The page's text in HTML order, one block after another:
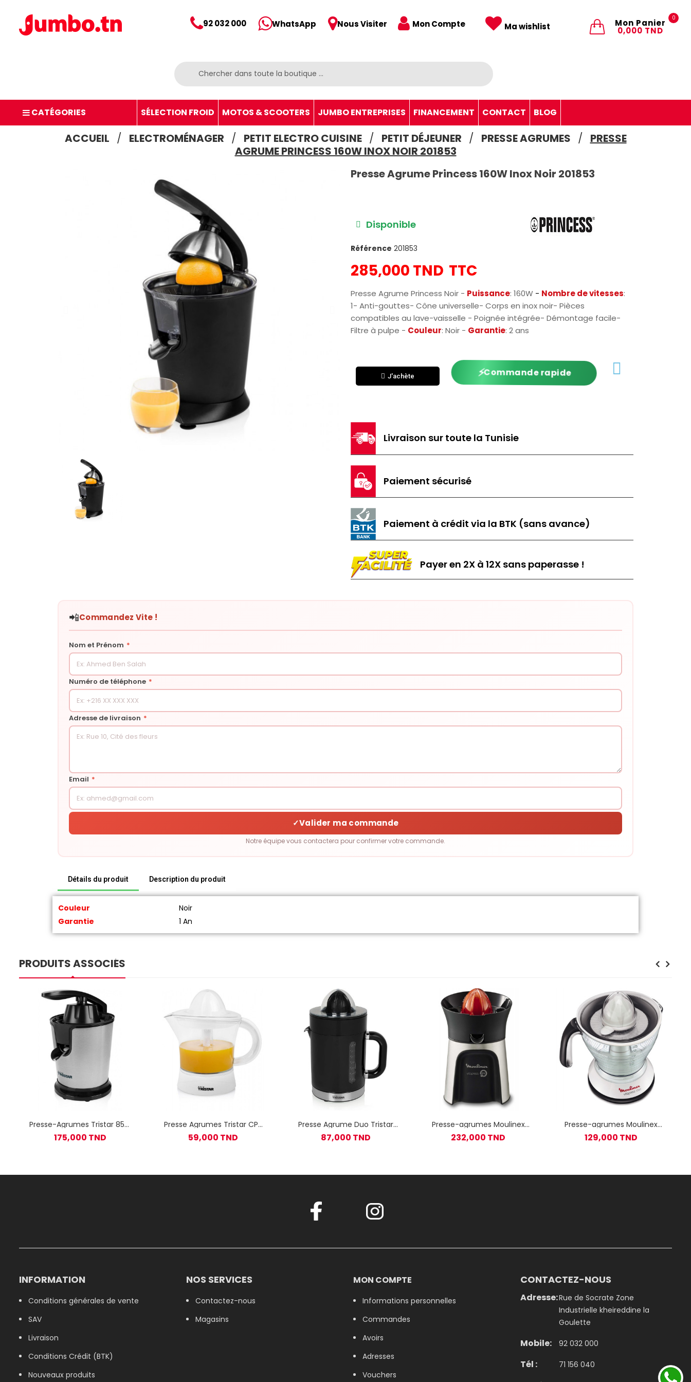
92 032 000 WhatsApp Nous Visiter
0
Mon Panier
0,000 TND
Mon Compte Ma wishlist
CATÉGORIES SÉLECTION FROID MOTOS & SCOOTERS JUMBO ENTREPRISES FINANCEMENT CONTACT BLOG
ACCUEIL ELECTROMÉNAGER PETIT ELECTRO CUISINE PETIT DÉJEUNER PRESSE AGRUMES
PRESSE
AGRUME PRINCESS 160W INOX NOIR 201853
Presse Agrume Princess 160W Inox Noir 201853
Disponible
Référence 201853
285,000 TND TTC
Presse Agrume Princess Noir - Puissance: 160W - Nombre de vitesses:
1- Anti-gouttes- Cône universelle- Corps en inox noir- Pièces
compatibles au lave-vaisselle - Poignée intégrée- Démontage facile-
Filtre à pulpe - Couleur: Noir - Garantie: 2 ans
J'achète ⚡Commande rapide
Livraison sur toute la Tunisie
Paiement sécurisé
Paiement à crédit via la BTK (sans avance)
Payer en 2X à 12X sans paperasse !
📲Commandez Vite !
Nom et Prénom *
Numéro de téléphone *
Adresse de livraison *
Email *
✓Valider ma commande
Notre équipe vous contactera pour confirmer votre commande.
Détails du produit Description du produit
Couleur
Noir
Garantie
1 An
PRODUITS ASSOCIÉS
Presse-Agrumes Tristar 85W
175,000 TND
Presse Agrumes Tristar CP-
3006 40W Blanc
59,000 TND
Presse Agrume Duo Tristar
CP-3012 40W Noir
87,000 TND
Presse-agrumes Moulinex
Vitapress Direct Serve 3
Cônes
232,000 TND
Presse-agrumes Moulinex
vitapress 1L
129,000 TND
INFORMATION
Conditions générales de vente
SAV
Livraison
Conditions Crédit (BTK)
Nouveaux produits
NOS SERVICES
Contactez-nous
Magasins
MON COMPTE
Informations personnelles
Commandes
Avoirs
Adresses
Vouchers
CONTACTEZ-NOUS
Adresse:Rue de Socrate Zone
Industrielle kheireddine la
Goulette
Mobile: 92 032 000
Tél : 71 156 040